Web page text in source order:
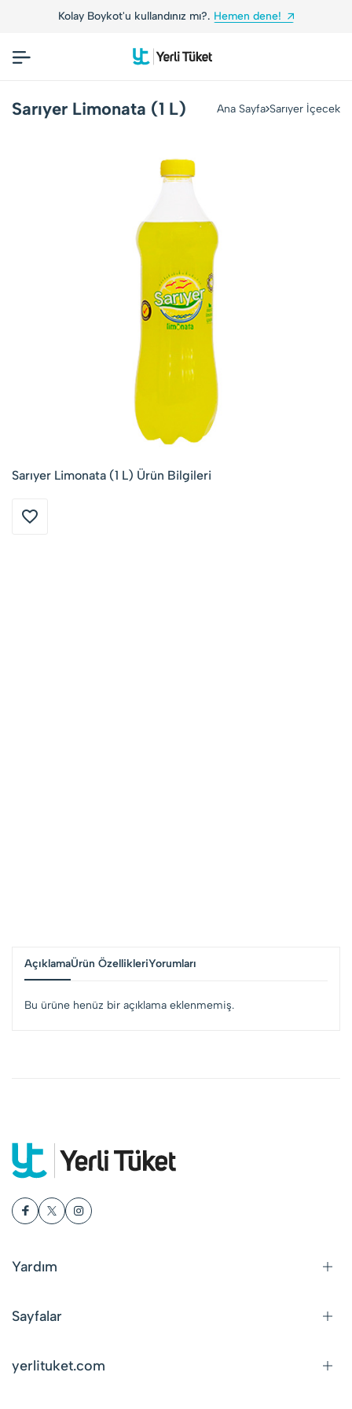
Kolay Boykot'u kullandınız mı?. Hemen dene!
Sarıyer Limonata (1 L) Ana Sayfa Sarıyer İçecek
Sarıyer Limonata (1 L) Ürün Bilgileri
AçıklamaÜrün ÖzellikleriYorumları
Bu ürüne henüz bir açıklama eklenmemiş.
Yardım
Sayfalar
yerlituket.com